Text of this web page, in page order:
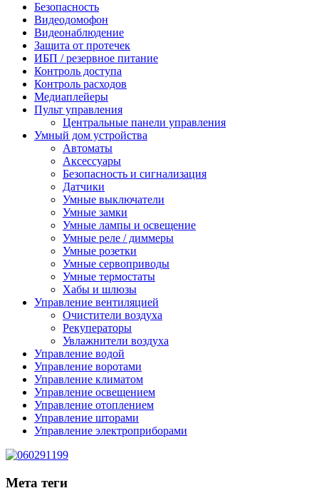
Безопасность
Видеодомофон
Видеонаблюдение
Защита от протечек
ИБП / резервное питание
Контроль доступа
Контроль расходов
Медиаплейеры
Пульт управления
Центральные панели управления
Умный дом устройства
Автоматы
Аксессуары
Безопасность и сигнализация
Датчики
Умные выключатели
Умные замки
Умные лампы и освещение
Умные реле / диммеры
Умные розетки
Умные сервоприводы
Умные термостаты
Хабы и шлюзы
Управление вентиляцией
Очистители воздуха
Рекуператоры
Увлажнители воздуха
Управление водой
Управление воротами
Управление климатом
Управление освещением
Управление отоплением
Управление шторами
Управление электроприборами
Мета теги